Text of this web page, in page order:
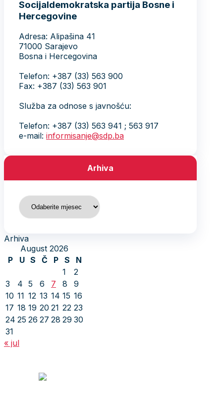
Socijaldemokratska partija Bosne i
Hercegovine
Adresa: Alipašina 41
71000 Sarajevo
Bosna i Hercegovina
Telefon: +387 (33) 563 900
Fax: +387 (33) 563 901
Služba za odnose s javnošću:
Telefon: +387 (33) 563 941 ; 563 917
e-mail: informisanje@sdp.ba
Arhiva
Arhiva
Arhiva
August 2026
P
U S Č P S
N
1
2
3
4 5 6 7 8
9
10 11 12 13 14 15 16
17 18 19 20 21 22 23
24 25 26 27 28 29 30
31
« jul